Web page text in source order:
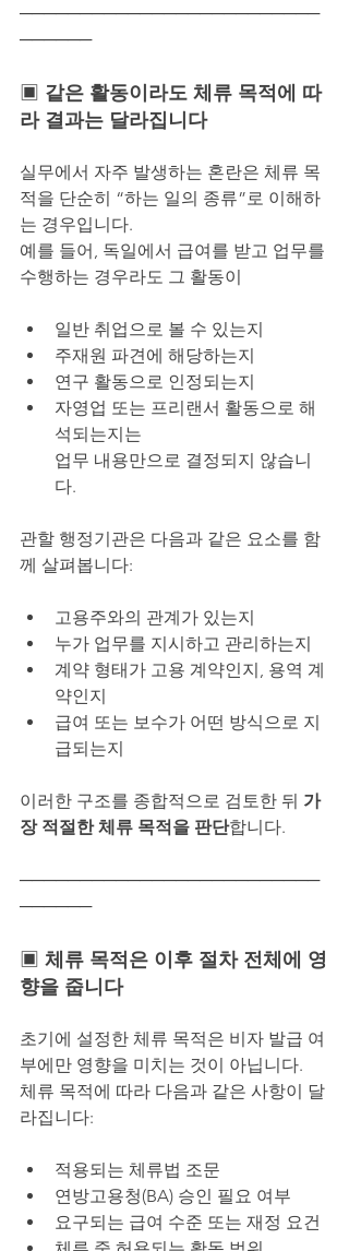
─────────────────────────
──────
▣ 같은 활동이라도 체류 목적에 따
라 결과는 달라집니다
실무에서 자주 발생하는 혼란은 체류 목
적을 단순히 “하는 일의 종류”로 이해하
는 경우입니다.
예를 들어, 독일에서 급여를 받고 업무를
수행하는 경우라도 그 활동이
일반 취업으로 볼 수 있는지
주재원 파견에 해당하는지
연구 활동으로 인정되는지
자영업 또는 프리랜서 활동으로 해
석되는지는
업무 내용만으로 결정되지 않습니
다.
관할 행정기관은 다음과 같은 요소를 함
께 살펴봅니다:
고용주와의 관계가 있는지
누가 업무를 지시하고 관리하는지
계약 형태가 고용 계약인지, 용역 계
약인지
급여 또는 보수가 어떤 방식으로 지
급되는지
이러한 구조를 종합적으로 검토한 뒤 가
장 적절한 체류 목적을 판단합니다.
─────────────────────────
──────
▣ 체류 목적은 이후 절차 전체에 영
향을 줍니다
초기에 설정한 체류 목적은 비자 발급 여
부에만 영향을 미치는 것이 아닙니다.
체류 목적에 따라 다음과 같은 사항이 달
라집니다:
적용되는 체류법 조문
연방고용청(BA) 승인 필요 여부
요구되는 급여 수준 또는 재정 요건